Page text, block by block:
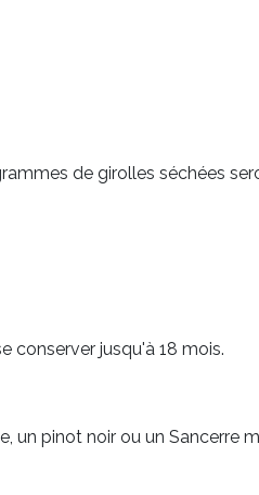
de girolles séchées
conserver jusqu'à 18 mois.
un pinot noir ou un Sancerre